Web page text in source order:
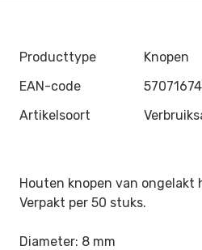
Producttype
Knopen
EAN-code
Artikelsoort
Houten knopen van
Verpakt per 50 stuks.
Diameter: 8 mm